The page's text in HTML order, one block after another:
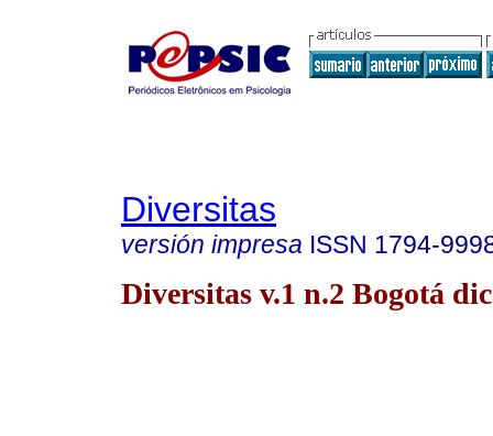
Diversitas
versión impresa ISSN 1794-
Diversitas v.1 n.2 Bogotá